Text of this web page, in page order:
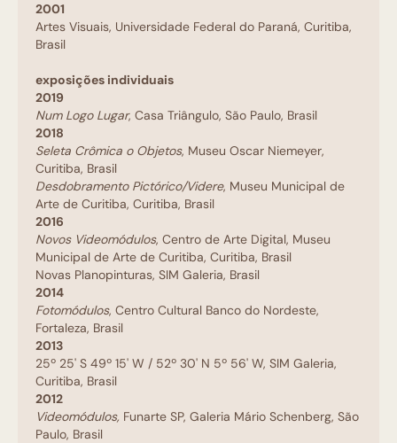
2001
Artes Visuais, Universidade Federal do Paraná, Curitiba,
Brasil
exposições individuais
2019
Num Logo Lugar, Casa Triângulo, São Paulo, Brasil
2018
Seleta Crômica o Objetos, Museu Oscar Niemeyer,
Curitiba, Brasil
Desdobramento Pictórico/Videre, Museu Municipal de
Arte de Curitiba, Curitiba, Brasil
2016
Novos Videomódulos, Centro de Arte Digital, Museu
Municipal de Arte de Curitiba, Curitiba, Brasil
Novas Planopinturas, SIM Galeria, Brasil
2014
Fotomódulos, Centro Cultural Banco do Nordeste,
Fortaleza, Brasil
2013
25º 25' S 49º 15' W / 52º 30' N 5º 56' W, SIM Galeria,
Curitiba, Brasil
2012
Videomódulos, Funarte SP, Galeria Mário Schenberg, São
Paulo, Brasil